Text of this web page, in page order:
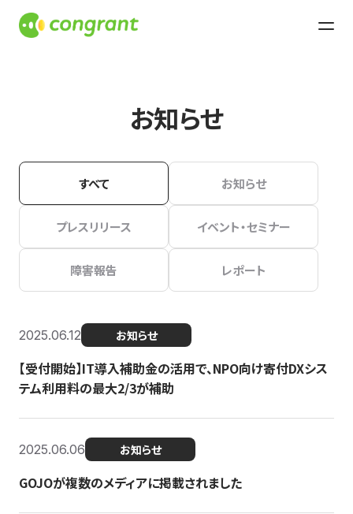
お知らせ
すべて お知らせ
プレスリリース イベント・セミナー
障害報告 レポート
2025.06.12 お知らせ
【受付開始】IT導入補助金の活用で、NPO向け寄付DXシス
テム利用料の最大2/3が補助
2025.06.06 お知らせ
GOJOが複数のメディアに掲載されました